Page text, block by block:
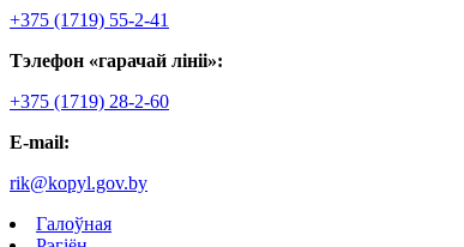
+375 (1719) 55-2-41
Тэлефон «гарачай лініі»:
+375 (1719) 28-2-60
E-mail:
rik@kopyl.gov.by
Галоўная